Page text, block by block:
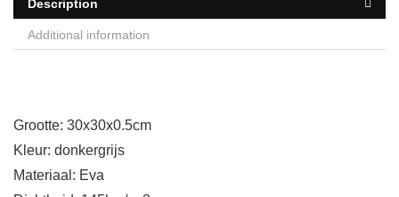
Description
Additional information
Grootte: 30x30x0.5cm
Kleur: donkergrijs
Materiaal: Eva